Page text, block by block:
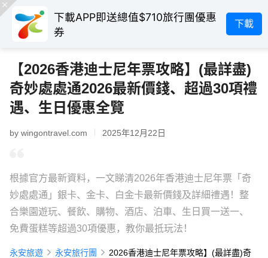
下載APP即送總值$710旅行團優惠
券
下載
【2026香港迪士尼年票攻略】(最詳盡)
奇妙處處通2026最新價錢、超過30項禮
遇、生日優惠全覽
by wingontravel.com 2025年12月22日
根據官方最新資料，一文睇清2026年香港迪士尼年票「奇
妙處處通」銀卡、金卡、白金卡最新價錢及詳細禮遇！整
合樂園遊玩、餐飲、購物、酒店、泊車、生日買一送一、
免費蛋糕等超過30項優惠，教你最抵玩法！
永安旅遊 永安旅行團
2026香港迪士尼年票攻略】(最詳盡)奇